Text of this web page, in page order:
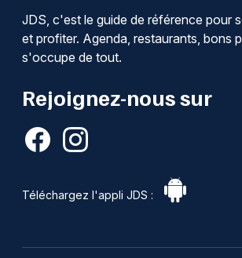
JDS, c'est le guide de référence pour
et profiter. Agenda, restaurants, bons
s'occupe de tout.
Rejoignez-nous sur
Téléchargez l'appli JDS :